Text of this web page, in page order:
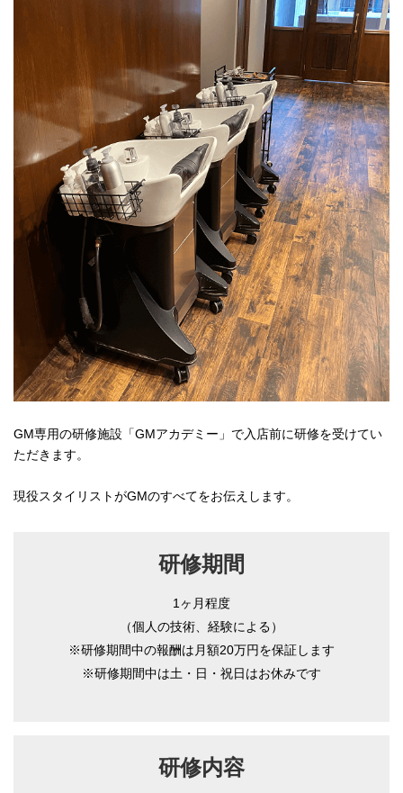
GM専用の研修施設「GMアカデミー」で入店前に研修を受けてい
ただきます。
現役スタイリストがGMのすべてをお伝えします。
研修期間
1ヶ月程度
（個人の技術、経験による）
※研修期間中の報酬は月額20万円を保証します
※研修期間中は土・日・祝日はお休みです
研修内容